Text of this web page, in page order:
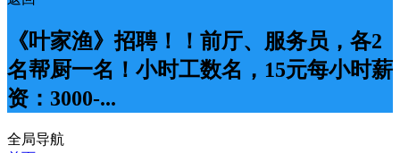
《叶家渔》招聘！！前厅、服务员，各2
名帮厨一名！小时工数名，15元每小时薪
资：3000-...
全局导航